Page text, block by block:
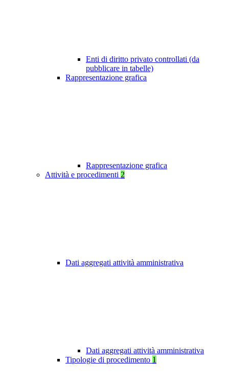
Enti di diritto privato controllati (da
pubblicare in tabelle)
Rappresentazione grafica
Rappresentazione grafica
Attività e procedimenti 2
Dati aggregati attività amministrativa
Dati aggregati attività amministrativa
Tipologie di procedimento 1